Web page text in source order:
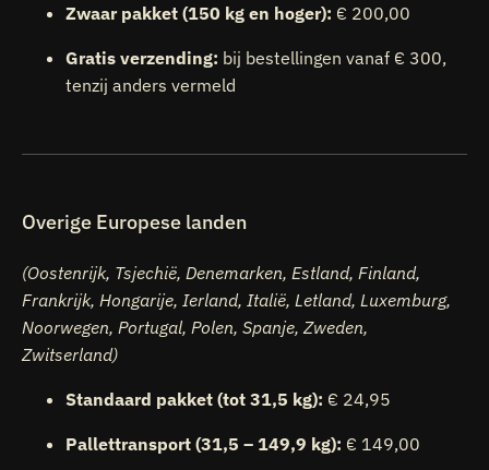
Zwaar pakket (150 kg en hoger): € 200,00
Gratis verzending: bij bestellingen vanaf € 300,
tenzij anders vermeld
Overige Europese landen
(Oostenrijk, Tsjechië, Denemarken, Estland, Finland,
Frankrijk, Hongarije, Ierland, Italië, Letland, Luxemburg,
Noorwegen, Portugal, Polen, Spanje, Zweden,
Zwitserland)
Standaard pakket (tot 31,5 kg): € 24,95
Pallettransport (31,5 – 149,9 kg): € 149,00